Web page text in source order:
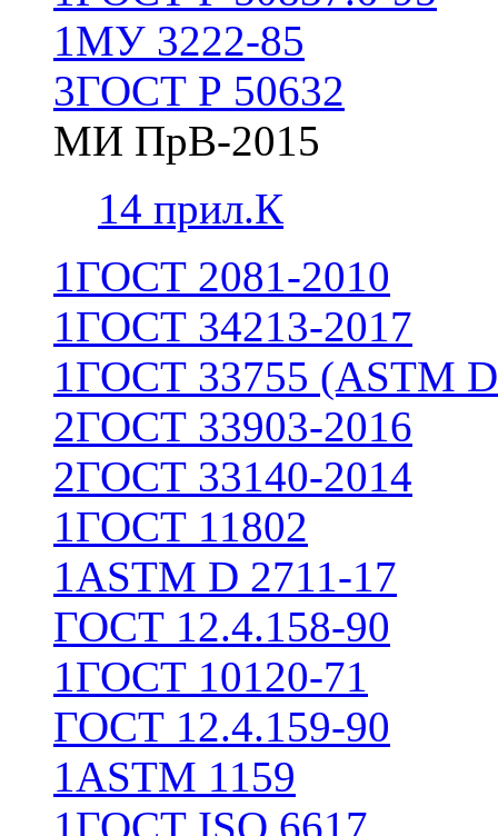
1МУ 3222-85
3ГОСТ Р 50632
МИ ПрВ-2015
14 прил.К
1ГОСТ 2081-2010
1ГОСТ 34213-2017
1ГОСТ 33755 (ASTM
2ГОСТ 33903-2016
2ГОСТ 33140-2014
1ГОСТ 11802
1ASTM D 2711-17
ГОСТ 12.4.158-90
1ГОСТ 10120-71
ГОСТ 12.4.159-90
1ASTM 1159